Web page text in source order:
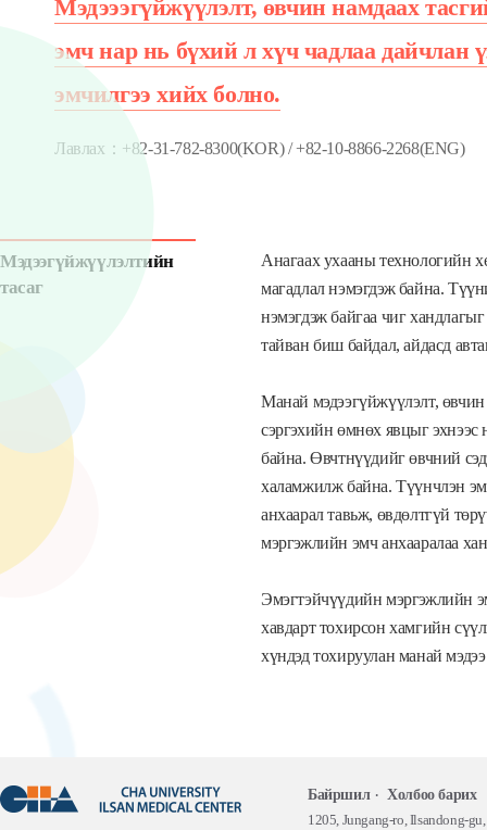
Мэдэээгүйжүүлэлт, өвчин намдаах
эмч нар нь бүхий л хүч чадлаа дайчлан
эмчилгээ хийх болно.
Лавлах：+82-31-782-8300(KOR) / +82-10-8866-2268(ENG)
Мэдээгүйжүүлэлтийн
тасаг
Анагаах ухааны технологийн
магадлал нэмэгдэж байна.
нэмэгдэж байгаа чиг
тайван биш байдал, айдасд
Манай мэдээгүйжүүлэлт, өвчин
сэргэхийн өмнөх явцыг эхнээс
байна. Өвчтнүүдийг өвчний
халамжилж байна. Түүнчлэн
анхаарал тавьж, өвдөлтгүй
мэргэжлийн эмч анхааралаа
Эмэгтэйчүүдийн мэргэжлийн
хавдарт тохирсон хамгийн
хүндэд тохируулан манай
Байршил
Холбоо барих
1205, Jungang-ro, Ilsandong-